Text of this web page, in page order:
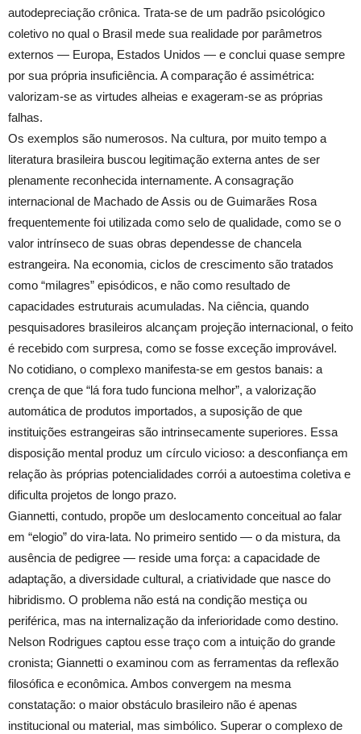
autodepreciação crônica. Trata-se de um padrão psicológico
coletivo no qual o Brasil mede sua realidade por parâmetros
externos — Europa, Estados Unidos — e conclui quase sempre
por sua própria insuficiência. A comparação é assimétrica:
valorizam-se as virtudes alheias e exageram-se as próprias
falhas.
Os exemplos são numerosos. Na cultura, por muito tempo a
literatura brasileira buscou legitimação externa antes de ser
plenamente reconhecida internamente. A consagração
internacional de Machado de Assis ou de Guimarães Rosa
frequentemente foi utilizada como selo de qualidade, como se o
valor intrínseco de suas obras dependesse de chancela
estrangeira. Na economia, ciclos de crescimento são tratados
como “milagres” episódicos, e não como resultado de
capacidades estruturais acumuladas. Na ciência, quando
pesquisadores brasileiros alcançam projeção internacional, o feito
é recebido com surpresa, como se fosse exceção improvável.
No cotidiano, o complexo manifesta-se em gestos banais: a
crença de que “lá fora tudo funciona melhor”, a valorização
automática de produtos importados, a suposição de que
instituições estrangeiras são intrinsecamente superiores. Essa
disposição mental produz um círculo vicioso: a desconfiança em
relação às próprias potencialidades corrói a autoestima coletiva e
dificulta projetos de longo prazo.
Giannetti, contudo, propõe um deslocamento conceitual ao falar
em “elogio” do vira-lata. No primeiro sentido — o da mistura, da
ausência de pedigree — reside uma força: a capacidade de
adaptação, a diversidade cultural, a criatividade que nasce do
hibridismo. O problema não está na condição mestiça ou
periférica, mas na internalização da inferioridade como destino.
Nelson Rodrigues captou esse traço com a intuição do grande
cronista; Giannetti o examinou com as ferramentas da reflexão
filosófica e econômica. Ambos convergem na mesma
constatação: o maior obstáculo brasileiro não é apenas
institucional ou material, mas simbólico. Superar o complexo de